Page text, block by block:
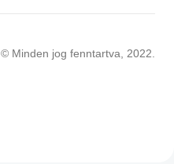
© Minden jog fenntartva, 2022.